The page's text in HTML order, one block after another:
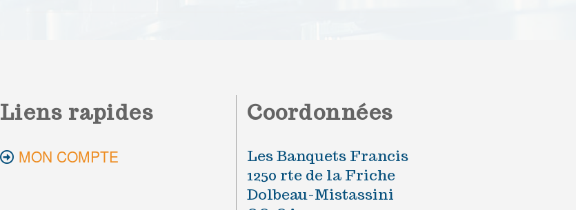
Liens rapides
MON COMPTE
Coordonnées
Les Banquets Francis
1250 rte de la Friche
Dolbeau-Mistassini